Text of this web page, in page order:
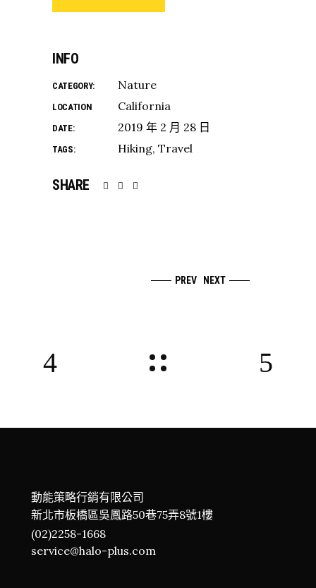
INFO
CATEGORY: Nature
LOCATION California
DATE: 2019 年 2 月 28 日
TAGS: Hiking Travel
SHARE
PREV NEXT
動能策略行銷有限公司
新北市板橋區吳鳳路50巷75弄8號1樓
(02)2258-1668
service@halo-plus.com